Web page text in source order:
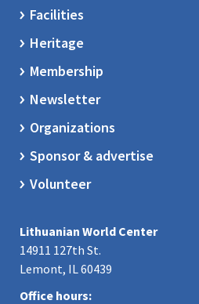
Facilities
Heritage
Membership
Newsletter
Organizations
Sponsor & advertise
Volunteer
Lithuanian World Center
14911 127th St.
Lemont, IL 60439
Office hours: